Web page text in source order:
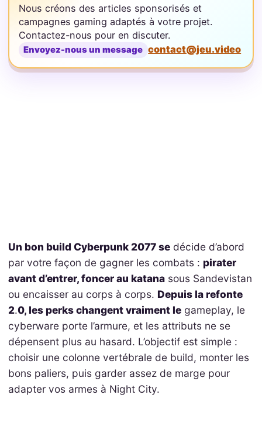
Nous créons des articles sponsorisés et
campagnes gaming adaptés à votre projet.
Contactez-nous pour en discuter.
Envoyez-nous un message contact@jeu.video
Un bon build Cyberpunk 2077 sedécide d’abord
par votre façon de gagner les combats : pirater
avant d’entrer, foncer au katanasous Sandevistan
ou encaisser au corps à corps. Depuis la refonte
2.0, les perks changent vraiment legameplay, le
cyberware porte l’armure, et les attributs ne se
dépensent plus au hasard. L’objectif est simple :
choisir une colonne vertébrale de build, monter les
bons paliers, puis garder assez de marge pour
adapter vos armes à Night City.